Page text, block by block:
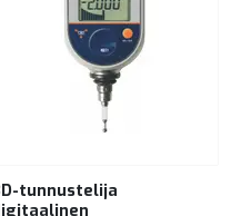
tunnustelija